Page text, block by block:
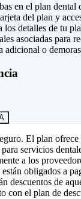
en el plan dental
del plan y
los detalles de tu
asociadas para
adicional o
El plan ofrece
servicios
a los
obligados a
descuentos de
con el plan de